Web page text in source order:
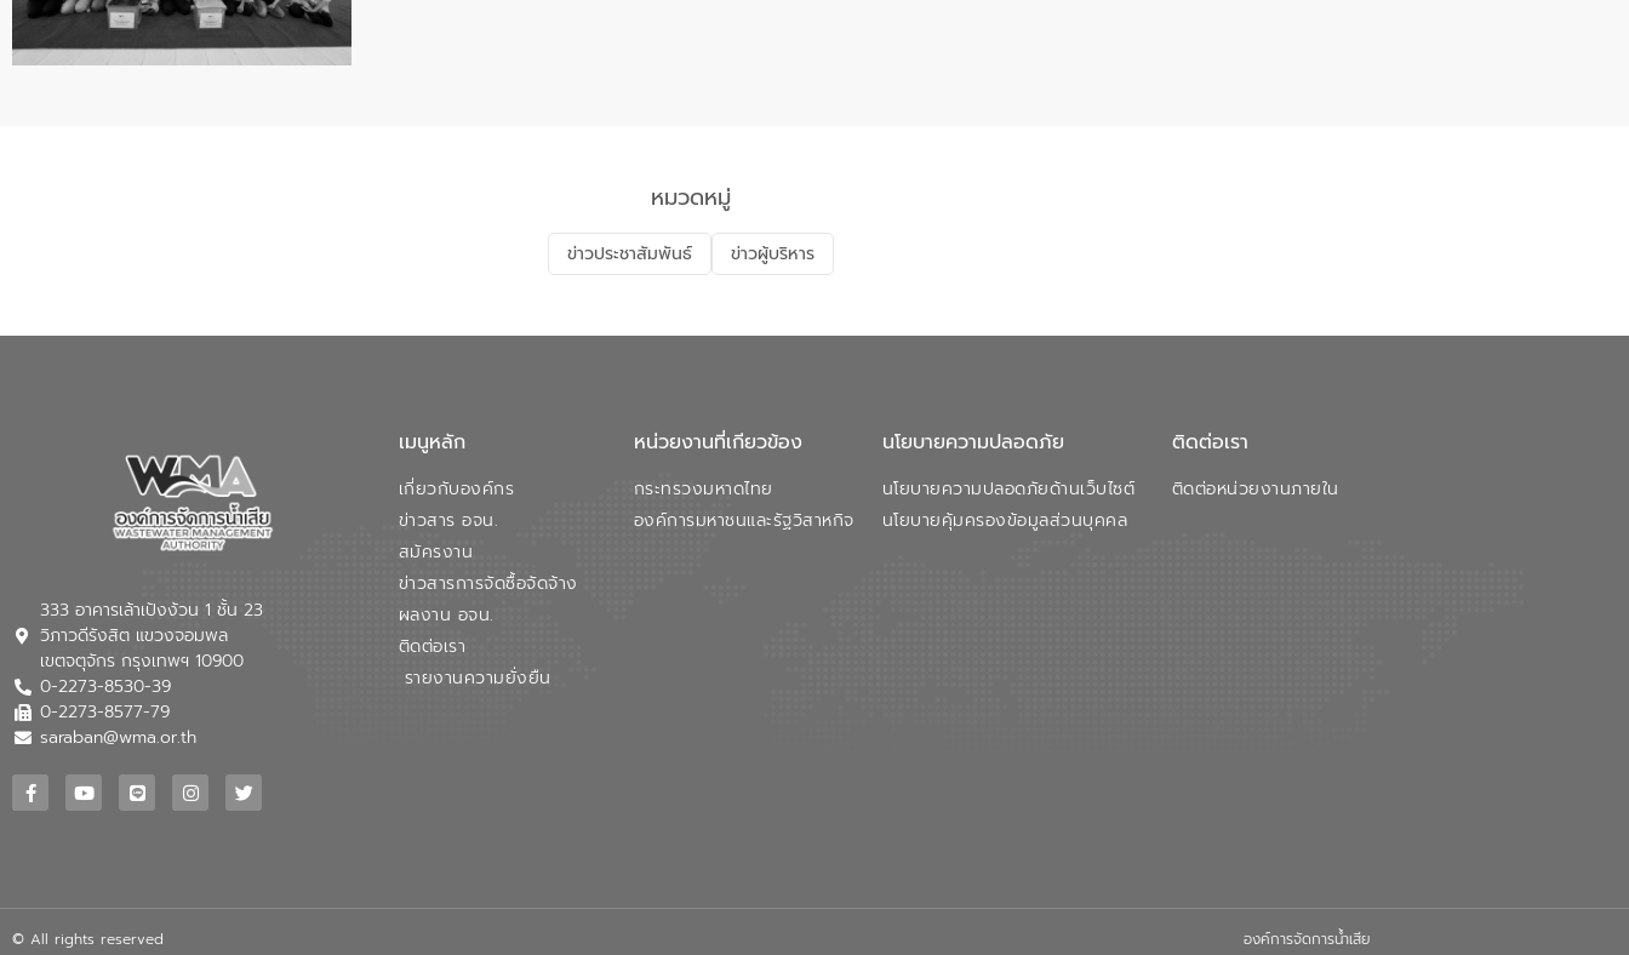
หมวดหมู่
ข่าวประชาสัมพันธ์ ข่าวผู้บริหาร
333 อาคารเล้าเป้งง้วน 1 ชั้น 23
วิภาวดีรังสิต แขวงจอมพล
เขตจตุจักร กรุงเทพฯ 10900
0-2273-8530-39
0-2273-8577-79
saraban@wma.or.th
เมนูหลัก
เกี่ยวกับองค์กร
ข่าวสาร อจน.
สมัครงาน
ข่าวสารการจัดซื้อจัดจ้าง
ผลงาน อจน.
ติดต่อเรา
รายงานความยั่งยืน
หน่วยงานที่เกียวข้อง
กระทรวงมหาดไทย
องค์การมหาชนและรัฐวิสาหกิจ
นโยบายความปลอดภัย
นโยบายความปลอดภัยด้านเว็บไซต์
นโยบายคุ้มครองข้อมูลส่วนบุคคล
ติดต่อเรา
ติดต่อหน่วยงานภายใน
© All rights reserved องค์การจัดการน้ำเสีย